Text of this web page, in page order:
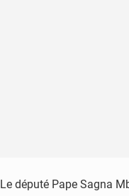
Le député Pape Sagna